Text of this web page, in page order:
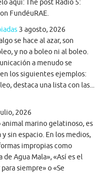
aquí: The post Radio 5:
FundéuRAE.
3 agosto, 2026
se hace al azar, son
y no a boleo ni al boleo.
a menudo se
los siguientes ejemplos:
destaca una lista con las...
2026
animal marino gelatinoso, es
sin espacio. En los medios,
impropias como
Agua Mala», «Así es el
siempre» o «Se